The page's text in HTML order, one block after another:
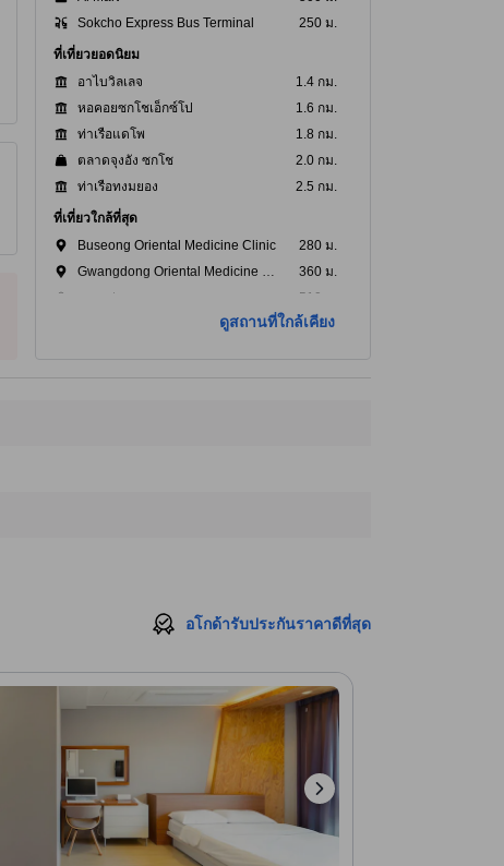
Sokcho Express Bus Terminal
250 ม.
ที่เที่ยวยอดนิยม
อาไบวิลเลจ
1.4 กม.
หอคอยซกโชเอ็กซ์โป
1.6 กม.
ท่าเรือแดโพ
1.8 กม.
ตลาดจุงอัง ซกโช
2.0 กม.
ท่าเรือทงมยอง
2.5 กม.
ที่เที่ยวใกล้ที่สุด
Buseong Oriental Medicine Clinic
280 ม.
Gwangdong Oriental Medicine Clinic
360 ม.
e-mart
510 ม.
Sokcho Joyang-dong Prehistoric Site
880 ม.
ดูสถานที่ใกล้เคียง
อโกด้ารับประกันราคาดีที่สุด